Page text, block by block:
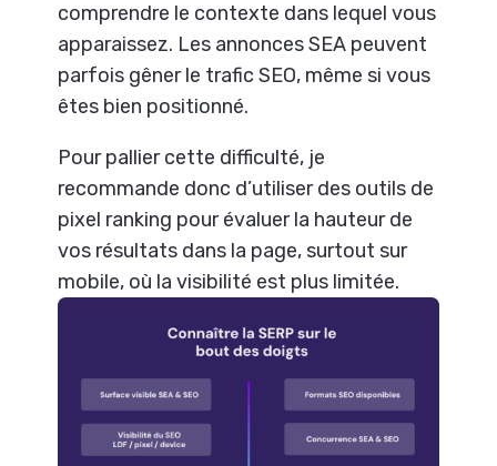
comprendre le contexte dans lequel vous
apparaissez. Les annonces SEA peuvent
parfois gêner le trafic SEO, même si vous
êtes bien positionné.
Pour pallier cette difficulté, je
recommande donc d’utiliser des outils de
pixel ranking pour évaluer la hauteur de
vos résultats dans la page, surtout sur
mobile, où la visibilité est plus limitée.